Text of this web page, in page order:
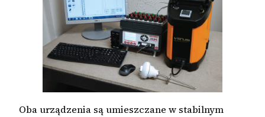
Oba urządzenia są umieszczane w stabilnym